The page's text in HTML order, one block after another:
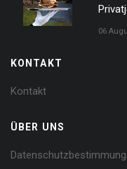
06
KONTAKT
Kontakt
ÜBER UNS